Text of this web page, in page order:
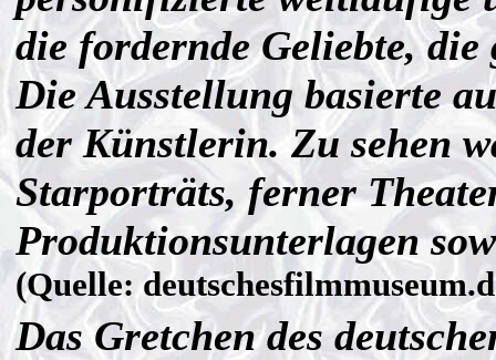
die fordernde Geliebte,
Die Ausstellung basierte
der Künstlerin. Zu sehen
Starporträts, ferner
Produktionsunterlagen
(Quelle:
Das Gretchen des